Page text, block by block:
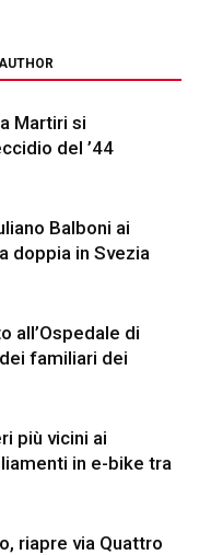
Martiri si
del ’44
Balboni ai
doppia in Svezia
all’Ospedale di
familiari dei
più vicini ai
in e-bike tra
riapre via Quattro